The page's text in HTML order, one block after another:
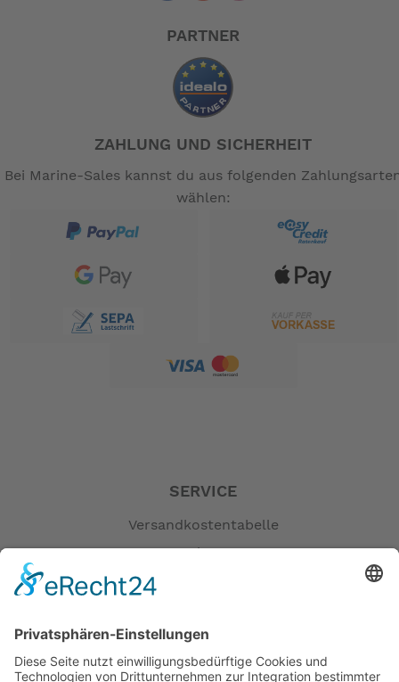
Kassette/Ritzelpaket: 9-fach, 11-36 Z.
Nabe HR: Shimano "TX"
Lenker-/ Vorbau-Einheit: GEN. 2/ SYNTACE "VRO"
Sattel: TERN "Porter"
Ständer: Hinterbau
Pedale: Faltpedale
PARTNER
ZAHLUNG UND SICHERHEIT
Bei Marine-Sales kannst du aus folgenden
wählen:
SERVICE
Versandkostentabelle
Blog
Erklärung zur Barrierefreiheit
AGB
Öffnungszeiten